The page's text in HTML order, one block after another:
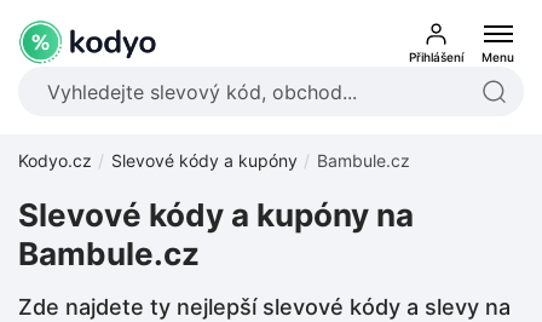
Přihlášení Menu
Kodyo.cz Slevové kódy a kupóny Bambule.cz
Slevové kódy a kupóny na
Bambule.cz
Zde najdete ty nejlepší slevové kódy a slevy na